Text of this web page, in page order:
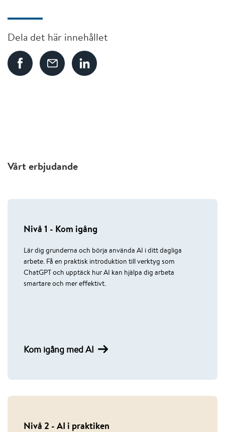
Dela det här innehållet
Vårt erbjudande
Nivå 1 - Kom igång
Lär dig grunderna och börja använda AI i ditt dagliga
arbete. Få en praktisk introduktion till verktyg som
ChatGPT och upptäck hur AI kan hjälpa dig arbeta
smartare och mer effektivt.
Kom igång med AI
Nivå 2 - AI i praktiken